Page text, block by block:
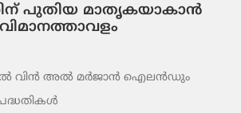
പുതിയ മാതൃകയാകാൻ
വിൻ അൽ മർജാൻ ഐലൻഡും